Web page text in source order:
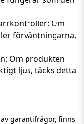
Om
förväntningarna,
Om produkten
ljus, täcks detta
garantifrågor, finns